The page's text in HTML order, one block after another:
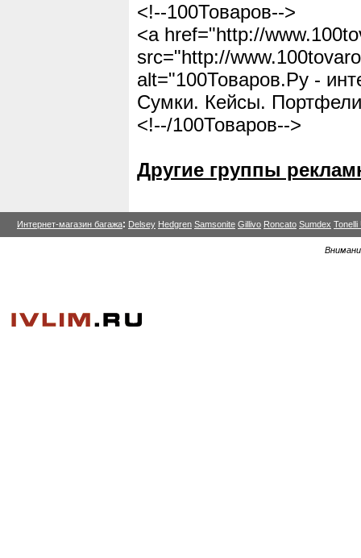
<!--100Товаров-->
<a href="http://
src="http://
alt="100Товаров.Ру -
Сумки. Кейсы.
<!--/100Товаров-->
Другие группы
Интернет-магазин багажа: Delsey Hedgren Samsonite Gillivo Roncato Sumdex